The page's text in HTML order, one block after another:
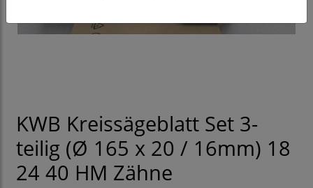
KWB Kreissägeblatt Set 3-
teilig (Ø 165 x 20 / 16mm) 18
24 40 HM Zähne